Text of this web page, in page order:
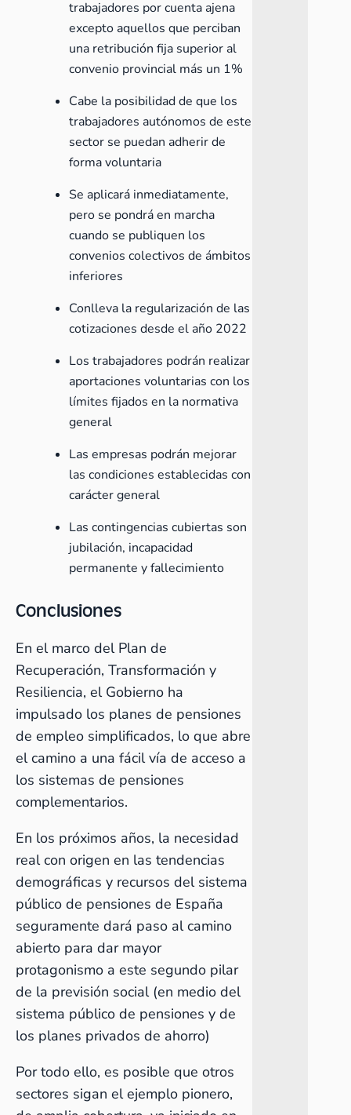
trabajadores por cuenta ajena
excepto aquellos que perciban
una retribución fija superior al
convenio provincial más un 1%
Cabe la posibilidad de que los
trabajadores autónomos de este
sector se puedan adherir de
forma voluntaria
Se aplicará inmediatamente,
pero se pondrá en marcha
cuando se publiquen los
convenios colectivos de ámbitos
inferiores
Conlleva la regularización de las
cotizaciones desde el año 2022
Los trabajadores podrán realizar
aportaciones voluntarias con los
límites fijados en la normativa
general
Las empresas podrán mejorar
las condiciones establecidas con
carácter general
Las contingencias cubiertas son
jubilación, incapacidad
permanente y fallecimiento
Conclusiones
En el marco del Plan de
Recuperación, Transformación y
Resiliencia, el Gobierno ha
impulsado los planes de pensiones
de empleo simplificados, lo que abre
el camino a una fácil vía de acceso a
los sistemas de pensiones
complementarios.
En los próximos años, la necesidad
real con origen en las tendencias
demográficas y recursos del sistema
público de pensiones de España
seguramente dará paso al camino
abierto para dar mayor
protagonismo a este segundo pilar
de la previsión social (en medio del
sistema público de pensiones y de
los planes privados de ahorro)
Por todo ello, es posible que otros
sectores sigan el ejemplo pionero,